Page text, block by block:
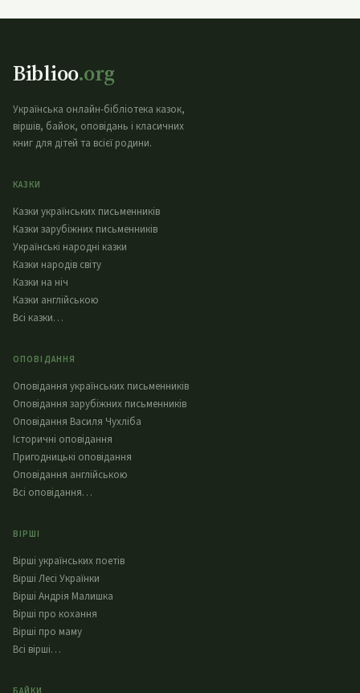
Biblioo.org
Українська онлайн-бібліотека казок,
віршів, байок, оповідань і класичних
книг для дітей та всієї родини.
КАЗКИ
Казки українських письменників
Казки зарубіжних письменників
Українські народні казки
Казки народів світу
Казки на ніч
Казки англійською
Всі казки…
ОПОВІДАННЯ
Оповідання українських письменників
Оповідання зарубіжних письменників
Оповідання Василя Чухліба
Історичні оповідання
Пригодницькі оповідання
Оповідання англійською
Всі оповідання…
ВІРШІ
Вірші українських поетів
Вірші Лесі Українки
Вірші Андрія Малишка
Вірші про кохання
Вірші про маму
Всі вірші…